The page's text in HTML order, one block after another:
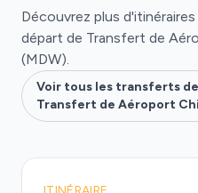
Découvrez plus
départ de Transfert de
(MDW).
Voir tous les transferts
Transfert de Aéroport